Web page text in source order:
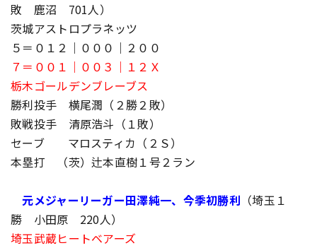
敗 鹿沼 701人）
茨城アストロプラネッツ
５＝０１２｜０００｜２００
７＝００１｜００３｜１２Ｘ
栃木ゴールデンブレーブス
勝利投手 横尾潤（２勝２敗）
敗戦投手 清原浩斗（１敗）
セーブ マロスティカ（２Ｓ）
本塁打 （茨）辻本直樹１号２ラン
元メジャーリーガー田澤純一、今季初勝利 （埼玉１
勝 小田原 220人）
埼玉武蔵ヒートベアーズ